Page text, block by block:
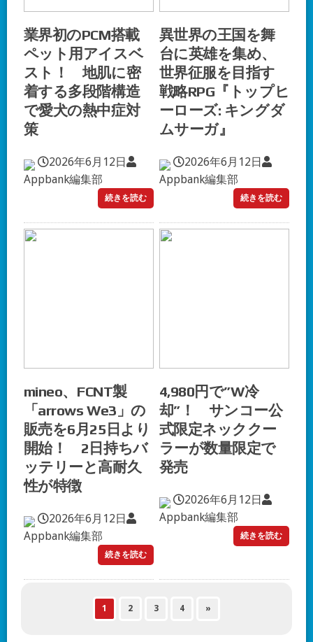
業界初のPCM搭載
ペット用アイスベ
スト！ 地肌に密
着する多段階構造
で愛犬の熱中症対
策
2026年6月12日
Appbank編集部
続きを読む
異世界の王国を舞
台に英雄を集め、
世界征服を目指す
戦略RPG『トップヒ
ーローズ: キングダ
ムサーガ』
2026年6月12日
Appbank編集部
続きを読む
mineo、FCNT製
「arrows We3」の
販売を6月25日より
開始！ 2日持ちバ
ッテリーと高耐久
性が特徴
2026年6月12日
Appbank編集部
続きを読む
4,980円で”W冷
却”！ サンコー公
式限定ネッククー
ラーが数量限定で
発売
2026年6月12日
Appbank編集部
続きを読む
1 2 3 4 »